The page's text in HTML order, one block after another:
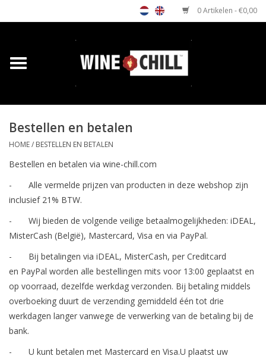
0 Artikelen - €0,00
Home
Relatiegeschenken
Horeca wijnkoeler
Verkooppunten
Media
Contact
Bestellen en betalen
HOME/ BESTELLEN EN BETALEN
Bestellen en betalen via wine-chill.com
- Alle vermelde prijzen van producten in deze webshop zijn
inclusief 21% BTW.
- Wij bieden de volgende veilige betaalmogelijkheden: iDEAL,
MisterCash (België), Mastercard, Visa en via PayPal.
- Bij betalingen via iDEAL, MisterCash, per Creditcard
en PayPal worden alle bestellingen mits voor 13:00 geplaatst en
op voorraad, dezelfde werkdag verzonden. Bij betaling middels
overboeking duurt de verzending gemiddeld één tot drie
werkdagen langer vanwege de verwerking van de betaling bij de
bank.
- U kunt betalen met Mastercard en Visa.U plaatst uw